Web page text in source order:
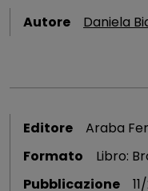
Autore Daniela
Editore
Araba
Formato
Libro:
Pubblicazione